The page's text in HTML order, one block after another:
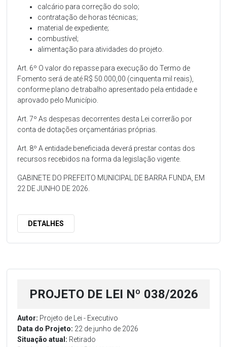
calcário para correção do solo;
contratação de horas técnicas;
material de expediente;
combustível;
alimentação para atividades do projeto.
Art. 6º O valor do repasse para execução do Termo de
Fomento será de até R$ 50.000,00 (cinquenta mil reais),
conforme plano de trabalho apresentado pela entidade e
aprovado pelo Município.
Art. 7º As despesas decorrentes desta Lei correrão por
conta de dotações orçamentárias próprias.
Art. 8º A entidade beneficiada deverá prestar contas dos
recursos recebidos na forma da legislação vigente.
GABINETE DO PREFEITO MUNICIPAL DE BARRA FUNDA, EM
22 DE JUNHO DE 2026.
DETALHES
PROJETO DE LEI Nº 038/2026
Autor: Projeto de Lei - Executivo
Data do Projeto: 22 de junho de 2026
Situação atual: Retirado